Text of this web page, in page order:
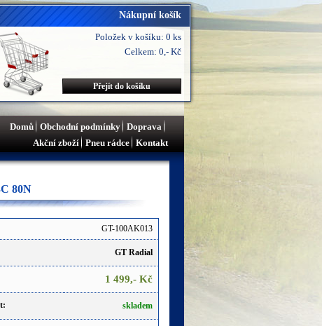
Nákupní košík
Položek v košíku: 0 ks
Celkem: 0,- Kč
Přejít do košíku
Domů Obchodní podmínky Doprava
Akční zboží Pneu rádce Kontakt
80N
GT-100AK013
GT Radial
1 499,- Kč
skladem